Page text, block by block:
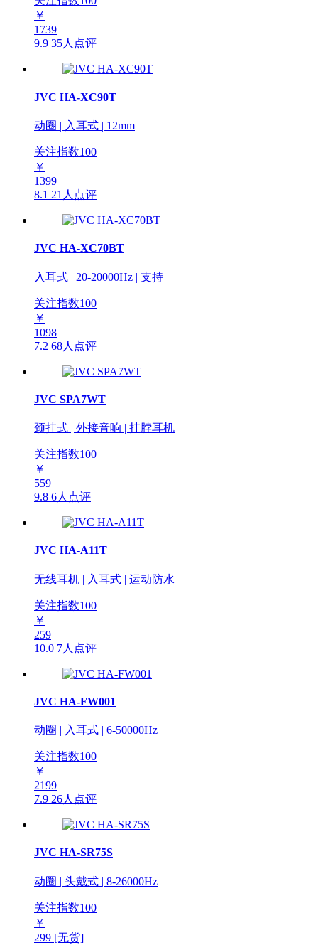
￥
1739
9.9 35人点评
JVC HA-XC90T
动圈 | 入耳式 | 12mm
关注指数100
￥
1399
8.1 21人点评
JVC HA-XC70BT
入耳式 | 20-20000Hz | 支持
关注指数100
￥
1098
7.2 68人点评
JVC SPA7WT
颈挂式 | 外接音响 | 挂脖耳机
关注指数100
￥
559
9.8 6人点评
JVC HA-A11T
无线耳机 | 入耳式 | 运动防水
关注指数100
￥
259
10.0 7人点评
JVC HA-FW001
动圈 | 入耳式 | 6-50000Hz
关注指数100
￥
2199
7.9 26人点评
JVC HA-SR75S
动圈 | 头戴式 | 8-26000Hz
关注指数100
￥
299 [无货]